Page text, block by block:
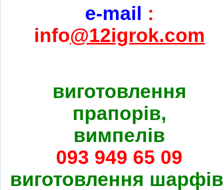
e-mail :
info@12igrok.com
виготовлення
прапорів,
вимпелів
093 949 65 09
виготовлення